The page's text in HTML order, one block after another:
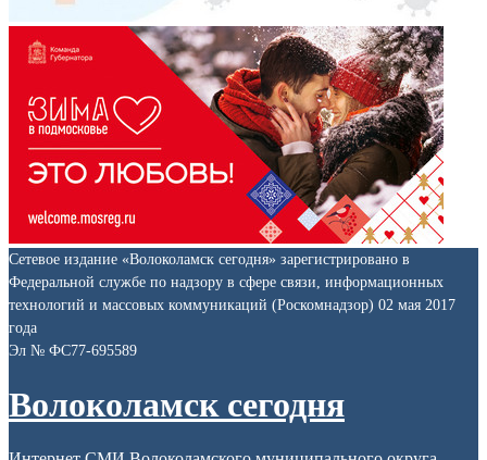
Сетевое издание «Волоколамск сегодня» зарегистрировано в
Федеральной службе по надзору в сфере связи, информационных
технологий и массовых коммуникаций (Роскомнадзор) 02 мая 2017
года
Эл № ФС77-695589
Волоколамск сегодня